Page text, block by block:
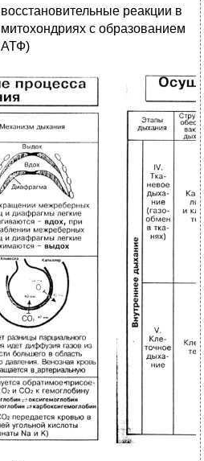
восстановительные реакции в
митохондриях с образованием
АТФ)